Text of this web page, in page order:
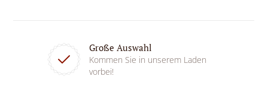
Große Auswahl
Kommen Sie in unserem Laden
vorbei!